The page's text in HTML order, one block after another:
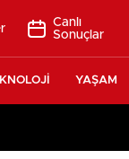
Canlı
Sonuçlar
YAŞAM